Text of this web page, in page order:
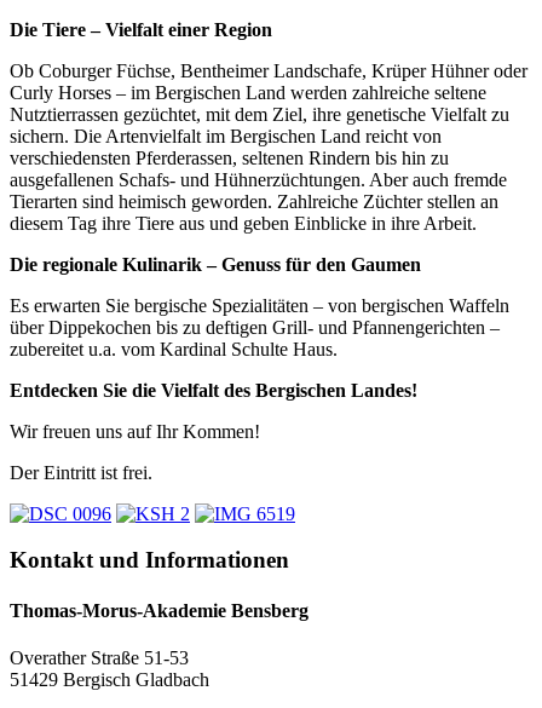
Die Tiere – Vielfalt einer Region
Ob Coburger Füchse, Bentheimer Landschafe, Krüper Hühner oder
Curly Horses – im Bergischen Land werden zahlreiche seltene
Nutztierrassen gezüchtet, mit dem Ziel, ihre genetische Vielfalt zu
sichern. Die Artenvielfalt im Bergischen Land reicht von
verschiedensten Pferderassen, seltenen Rindern bis hin zu
ausgefallenen Schafs- und Hühnerzüchtungen. Aber auch fremde
Tierarten sind heimisch geworden. Zahlreiche Züchter stellen an
diesem Tag ihre Tiere aus und geben Einblicke in ihre Arbeit.
Die regionale Kulinarik – Genuss für den Gaumen
Es erwarten Sie bergische Spezialitäten – von bergischen Waffeln
über Dippekochen bis zu deftigen Grill- und Pfannengerichten –
zubereitet u.a. vom Kardinal Schulte Haus.
Entdecken Sie die Vielfalt des Bergischen Landes!
Wir freuen uns auf Ihr Kommen!
Der Eintritt ist frei.
Kontakt und Informationen
Thomas-Morus-Akademie Bensberg
Overather Straße 51-53
51429 Bergisch Gladbach